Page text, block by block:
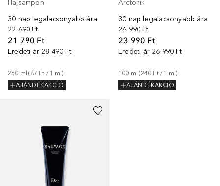
Hajsampon
30 nap legalacsonyabb ára
22 690 Ft
21 790 Ft
Eredeti ár 28 490 Ft
250 ml (87 Ft / 1 ml)
AJÁNDÉKAKCIÓ
Arctonik
30 nap legalacsonyabb ára
26 990 Ft
23 990 Ft
Eredeti ár 26 990 Ft
100 ml (240 Ft / 1 ml)
AJÁNDÉKAKCIÓ